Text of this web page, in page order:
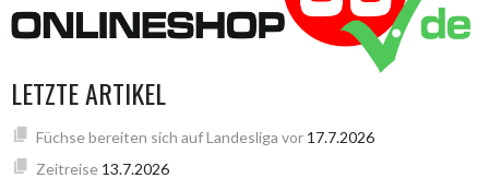
LETZTE ARTIKEL
Füchse bereiten sich auf Landesliga vor 17.7.2026
Zeitreise 13.7.2026